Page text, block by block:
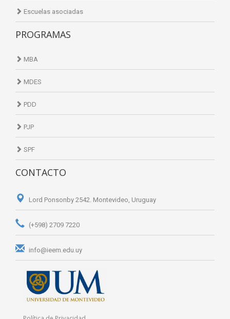
Escuelas asociadas
PROGRAMAS
MBA
MDES
PDD
PJP
SPF
CONTACTO
Lord Ponsonby 2542. Montevideo, Uruguay
(+598) 2709 7220
info@ieem.edu.uy